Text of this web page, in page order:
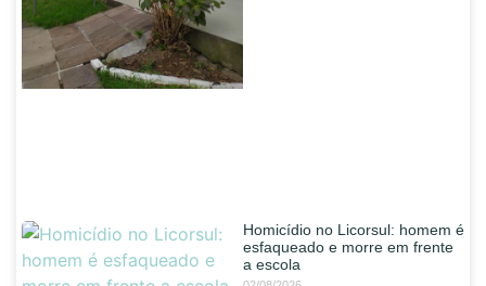
Homicídio no Licorsul: homem é
esfaqueado e morre em frente
a escola